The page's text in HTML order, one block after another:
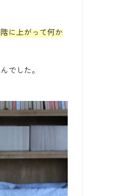
に上がって何か
でした。